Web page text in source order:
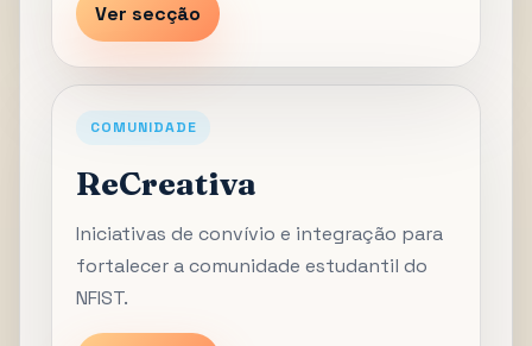
Ver secção
COMUNIDADE
ReCreativa
Iniciativas de convívio e integração para
fortalecer a comunidade estudantil do
NFIST.